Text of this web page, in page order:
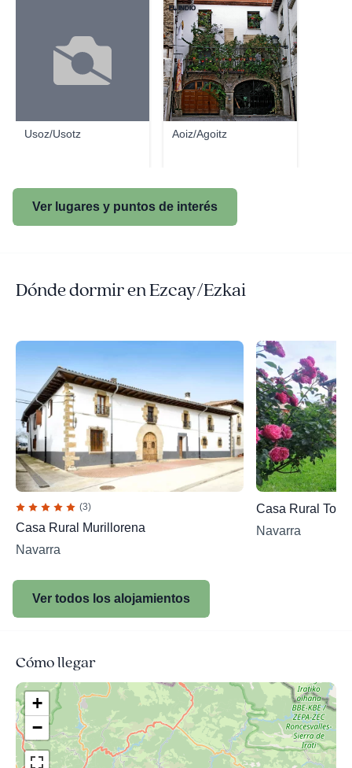
Usoz/Usotz Aoiz/Agoitz
EL INDIO
Ver lugares y puntos de interés
Dónde dormir en Ezcay/Ezkai
(3)
Casa Rural Murillorena
Navarra
Casa Rural
Navarra
Ver todos los alojamientos
Cómo llegar
+
−